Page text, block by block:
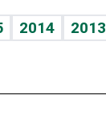
2014 2013